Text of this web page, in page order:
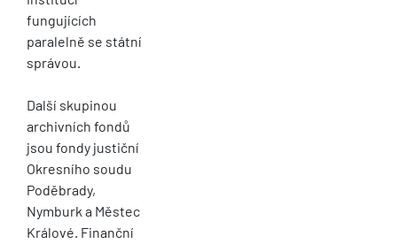
fungujících
paralelně se státní
správou.
Další skupinou
archivních fondů
jsou fondy justiční
Okresního soudu
Poděbrady,
Nymburk a Městec
Králové. Finanční